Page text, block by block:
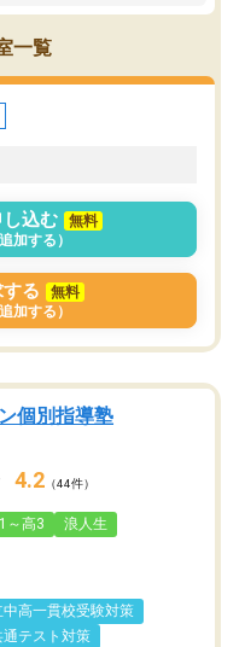
ー
ー
れ
へ
合
身につきました。結果と
た。自分から学ぶ姿勢を
一覧
込む
無料
加する）
る
無料
加する）
個別指導塾
4.2 （44件）
～高3 浪人生
中高一貫校受験対策
通テスト対策